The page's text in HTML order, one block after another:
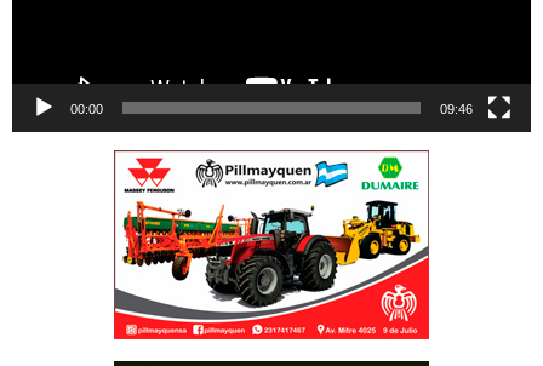
00:00 09:46